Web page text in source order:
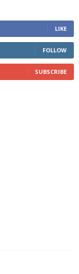
LIKE
FOLLOW
SUBSCRIBE